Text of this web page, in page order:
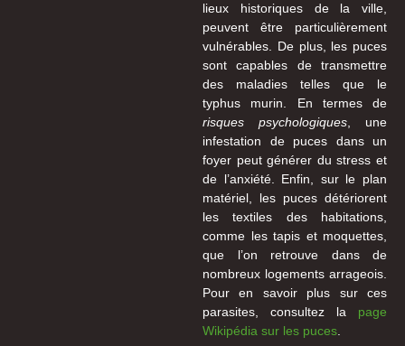
lieux historiques de la ville,
peuvent être particulièrement
vulnérables. De plus, les puces
sont capables de transmettre
des maladies telles que le
typhus murin. En termes de
risques psychologiques, une
infestation de puces dans un
foyer peut générer du stress et
de l’anxiété. Enfin, sur le plan
matériel, les puces détériorent
les textiles des habitations,
comme les tapis et moquettes,
que l’on retrouve dans de
nombreux logements arrageois.
Pour en savoir plus sur ces
parasites, consultez la page
Wikipédia sur les puces.